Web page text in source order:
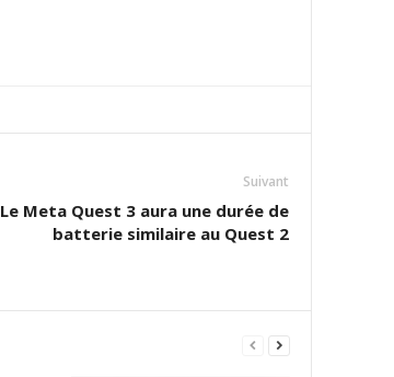
Suivant
Le Meta Quest 3 aura une durée de
batterie similaire au Quest 2